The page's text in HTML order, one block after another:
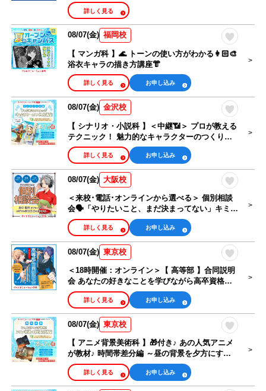
詳しく見る
08/07(金) 福岡校
【 マンガ科 】🌊 トーンの使い方がわかる👩🏻‍🎨
浴衣キャラの描き方講座👘
お申し込み
詳しく見る
08/07(金) 金沢校
【 シナリオ・小説科 】＜中継📶＞ プロが教える
テクニック！ 魅力的なキャラクターのつくり方
講座
お申し込み
詳しく見る
08/07(金) 大阪校
＜来校･電話･オンラインから選べる＞ 個別相談
会🗣️「やりたいこと、まだ決まってない」キミも
大歓迎！
お申し込み
詳しく見る
08/07(金) 東京校
＜18時開催：オンライン＞【 高等部 】合同説明
会 あなたの好きなことを学びながら高卒資格を
取得できる！
お申し込み
詳しく見る
08/07(金) 東京校
【 アニメ背景美術科 】🎁付き♪ あの人気アニメ
が教材♪ 時間帯差分編 ～昼の背景を夕方にする
テクニック～
お申し込み
詳しく見る